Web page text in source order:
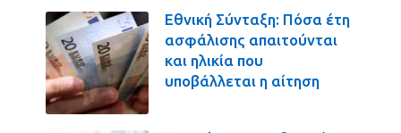
Εθνική Σύνταξη: Πόσα έτη
ασφάλισης απαιτούνται
και ηλικία που
υποβάλλεται η αίτηση